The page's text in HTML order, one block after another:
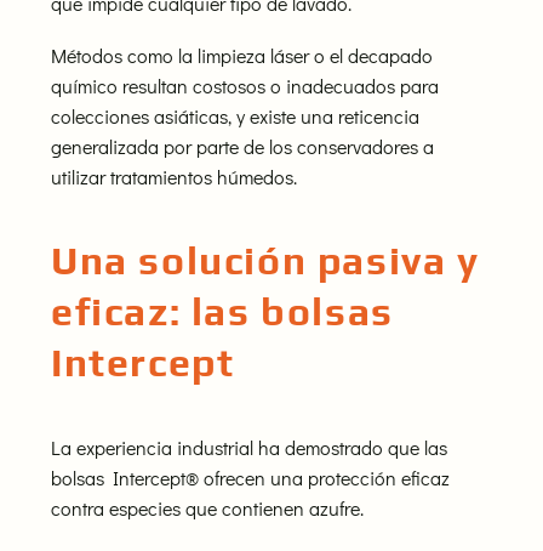
Métodos como la limpieza láser o el decapado
químico resultan costosos o inadecuados para
colecciones asiáticas, y existe una reticencia
generalizada por parte de los conservadores a
utilizar tratamientos húmedos.
Una solución pasiva y
eficaz: las bolsas
Intercept
La experiencia industrial ha demostrado que las
bolsas Intercept® ofrecen una protección eficaz
contra especies que contienen azufre.